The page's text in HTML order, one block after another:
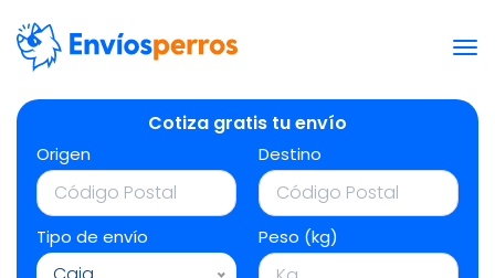
Cotiza gratis tu envío
Origen Destino
Tipo de envío Peso (kg)